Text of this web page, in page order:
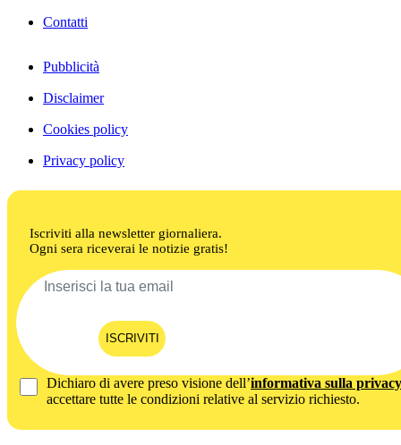
Contatti
Pubblicità
Disclaimer
Cookies policy
Privacy policy
Iscriviti alla newsletter giornaliera.
Ogni sera riceverai le notizie gratis!
ISCRIVITI
Dichiaro di avere preso visione dell’informativa sulla privacy
accettare tutte le condizioni relative al servizio richiesto.